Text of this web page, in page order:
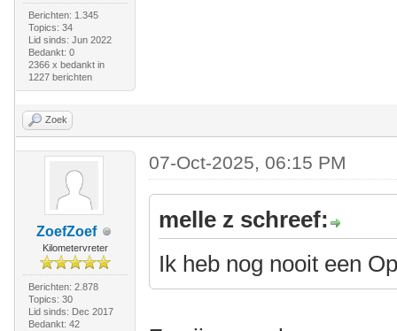
Berichten: 1.345
Topics: 34
Lid sinds: Jun 2022
Bedankt: 0
2366 x bedankt in
1227 berichten
Zoek
ZoefZoef
Kilometervreter
Berichten: 2.878
Topics: 30
Lid sinds: Dec 2017
Bedankt: 42
07-Oct-2025, 06:15 PM
melle z schreef:
Ik heb nog nooit een